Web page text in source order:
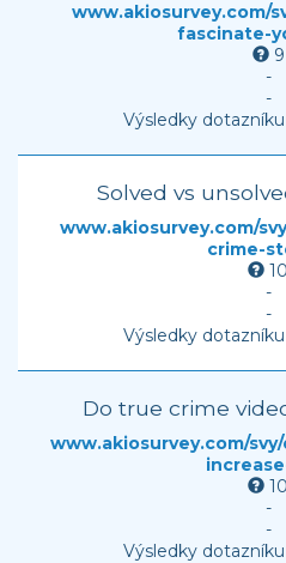
www.akiosurvey.com/
fascinate-
9
-
-
Výsledky
Solved vs
www.akiosurvey.com/
crime-
10
-
-
Výsledky
Do true crime
www.akiosurvey.com/
10
-
-
Výsledky